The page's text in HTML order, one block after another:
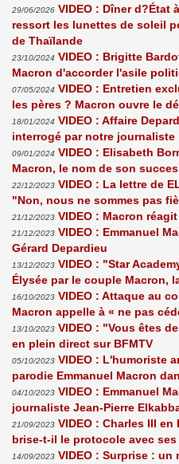
29/06/2026 VIDEO : Dîner d?État
ressort les lunettes de soleil
de Thaïlande
23/10/2024 VIDEO : Brigitte
Macron d'accorder l'asile
07/05/2024 VIDEO : Entretien
les pères ? Macron ouvre le
18/01/2024 VIDEO : Affaire
interrogé par notre journaliste
09/01/2024 VIDEO : Elisabeth
Macron, le nom de son
22/12/2023 VIDEO : La lettre de
"Non, nous ne sommes pas
21/12/2023 VIDEO : Macron
21/12/2023 VIDEO : Emmanuel
Gérard Depardieu
13/12/2023 VIDEO : "Star
Élysée par le couple Macron,
16/10/2023 VIDEO : Attaque au
Macron appelle à « ne pas
13/10/2023 VIDEO : "Vous êtes
en plein direct sur BFMTV
05/10/2023 VIDEO : L'humoriste
parodie Emmanuel Macron
04/10/2023 VIDEO : Emmanuel
journaliste Jean-Pierre
21/09/2023 VIDEO : Charles III
brise-t-il le protocole avec ses
14/09/2023 VIDEO : Surprise : un